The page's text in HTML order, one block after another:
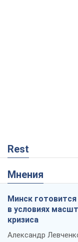
Rest
Мнения
Минск
в условиях
кризиса
Александр